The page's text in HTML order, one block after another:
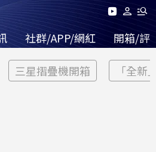
社群/APP/網紅 開箱/評
三星摺疊機開箱 「全新